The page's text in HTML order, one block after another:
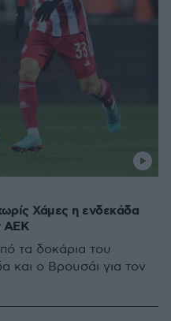
Χάμες η ενδεκάδα
ΑΕΚ
τα δοκάρια του
και ο Βρουσάι για τον